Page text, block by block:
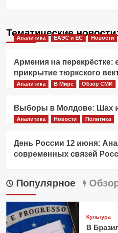
Тематические новости:
Аналитика ЕАЭС и ЕС Новости
Армения на перекрёстке:
прикрытие тюркского
Аналитика В Мире Обзор СМИ
Выборы в Молдове: Шах
Аналитика Новости Политика
День России 12 июня:
современных связей
Популярное
Культура
В